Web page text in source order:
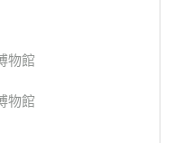
物館
物館